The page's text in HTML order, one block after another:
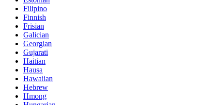
Filipino
Finnish
Frisian
Galician
Georgian
Gujarati
Haitian
Hausa
Hawaiian
Hebrew
Hmong